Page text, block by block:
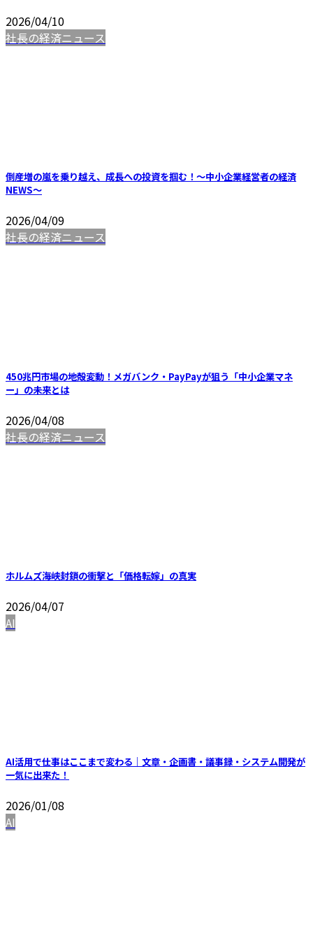
2026/04/10
社長の経済ニュース
倒産増の嵐を乗り越え、成長への投資を掴む！～中小企業経営者の経済
NEWS～
2026/04/09
社長の経済ニュース
450兆円市場の地殻変動！メガバンク・PayPayが狙う「中小企業マネ
ー」の未来とは
2026/04/08
社長の経済ニュース
ホルムズ海峡封鎖の衝撃と「価格転嫁」の真実
2026/04/07
AI
AI活用で仕事はここまで変わる｜文章・企画書・議事録・システム開発が
一気に出来た！
2026/01/08
AI